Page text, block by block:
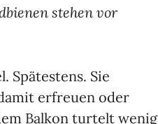
stehen vor
Spätestens. Sie
erfreuen oder
Balkon turtelt wenig